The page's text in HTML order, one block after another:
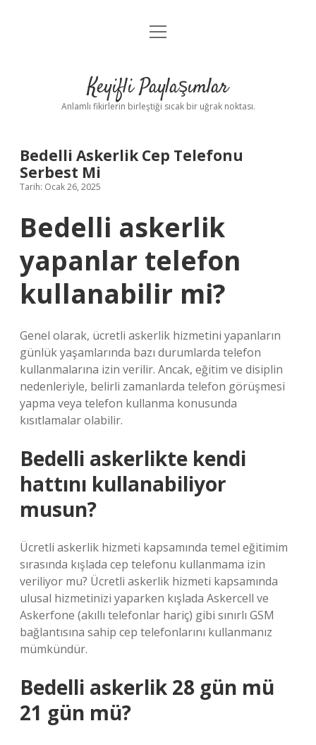
Anasayfa
Yasal Uyarı
menüyü
Keyifli Paylaşımlar
Anlamlı fikirlerin birleştiği sıcak bir uğrak noktası.
Bedelli Askerlik Cep Telefonu
Serbest Mi
Tarih: Ocak 26, 2025
Bedelli askerlik
yapanlar telefon
kullanabilir mi?
Genel olarak, ücretli askerlik hizmetini yapanların
günlük yaşamlarında bazı durumlarda telefon
kullanmalarına izin verilir. Ancak, eğitim ve disiplin
nedenleriyle, belirli zamanlarda telefon görüşmesi
yapma veya telefon kullanma konusunda
kısıtlamalar olabilir.
Bedelli askerlikte kendi
hattını kullanabiliyor
musun?
Ücretli askerlik hizmeti kapsamında temel eğitimim
sırasında kışlada cep telefonu kullanmama izin
veriliyor mu? Ücretli askerlik hizmeti kapsamında
ulusal hizmetinizi yaparken kışlada Askercell ve
Askerfone (akıllı telefonlar hariç) gibi sınırlı GSM
bağlantısına sahip cep telefonlarını kullanmanız
mümkündür.
Bedelli askerlik 28 gün mü
21 gün mü?